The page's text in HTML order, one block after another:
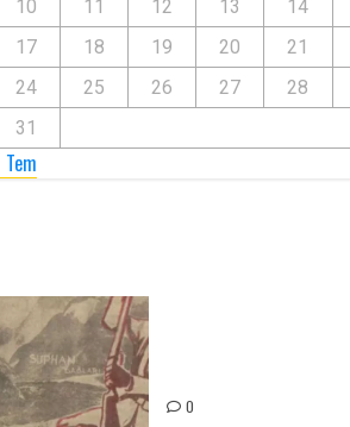
10
11 12 13 14
17
18 19 20 21
24
25 26 27 28
31
0